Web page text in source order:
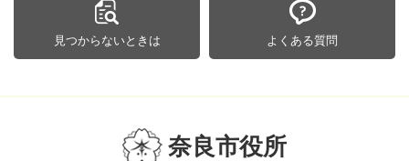
見つからないときは よくある質問
奈良市役所